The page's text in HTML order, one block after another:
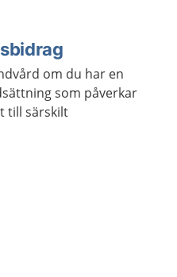
om du har en
som påverkar
till särskilt